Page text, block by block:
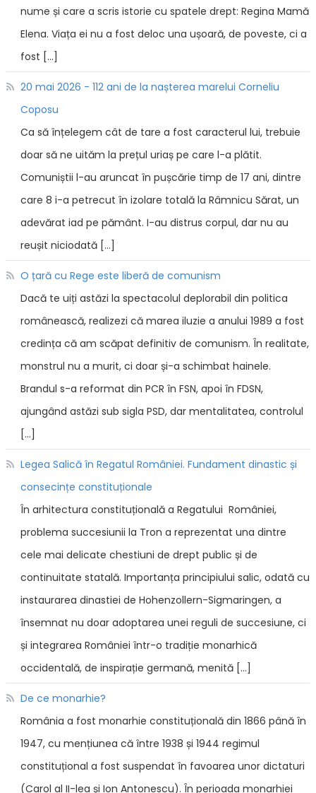
nume și care a scris istorie cu spatele drept: Regina Mamă
Elena. Viața ei nu a fost deloc una ușoară, de poveste, ci a
fost […]
20 mai 2026 - 112 ani de la nașterea marelui Corneliu
Coposu
Ca să înțelegem cât de tare a fost caracterul lui, trebuie
doar să ne uităm la prețul uriaș pe care l-a plătit.
Comuniștii l-au aruncat în pușcărie timp de 17 ani, dintre
care 8 i-a petrecut în izolare totală la Râmnicu Sărat, un
adevărat iad pe pământ. I-au distrus corpul, dar nu au
reușit niciodată […]
O țară cu Rege este liberă de comunism
Dacă te uiți astăzi la spectacolul deplorabil din politica
românească, realizezi că marea iluzie a anului 1989 a fost
credința că am scăpat definitiv de comunism. În realitate,
monstrul nu a murit, ci doar și-a schimbat hainele.
Brandul s-a reformat din PCR în FSN, apoi în FDSN,
ajungând astăzi sub sigla PSD, dar mentalitatea, controlul
[…]
Legea Salică în Regatul României. Fundament dinastic și
consecințe constituționale
În arhitectura constituțională a Regatului României,
problema succesiunii la Tron a reprezentat una dintre
cele mai delicate chestiuni de drept public și de
continuitate statală. Importanța principiului salic, odată cu
instaurarea dinastiei de Hohenzollern-Sigmaringen, a
însemnat nu doar adoptarea unei reguli de succesiune, ci
și integrarea României într-o tradiție monarhică
occidentală, de inspirație germană, menită […]
De ce monarhie?
România a fost monarhie constituțională din 1866 până în
1947, cu mențiunea că între 1938 și 1944 regimul
constituțional a fost suspendat în favoarea unor dictaturi
(Carol al II-lea și Ion Antonescu). În perioada monarhiei